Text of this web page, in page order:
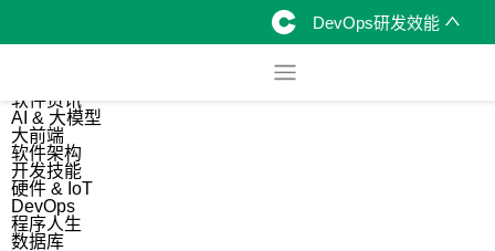
DevOps研发效能
软件资讯
AI & 大模型
大前端
软件架构
开发技能
硬件 & IoT
DevOps
程序人生
数据库